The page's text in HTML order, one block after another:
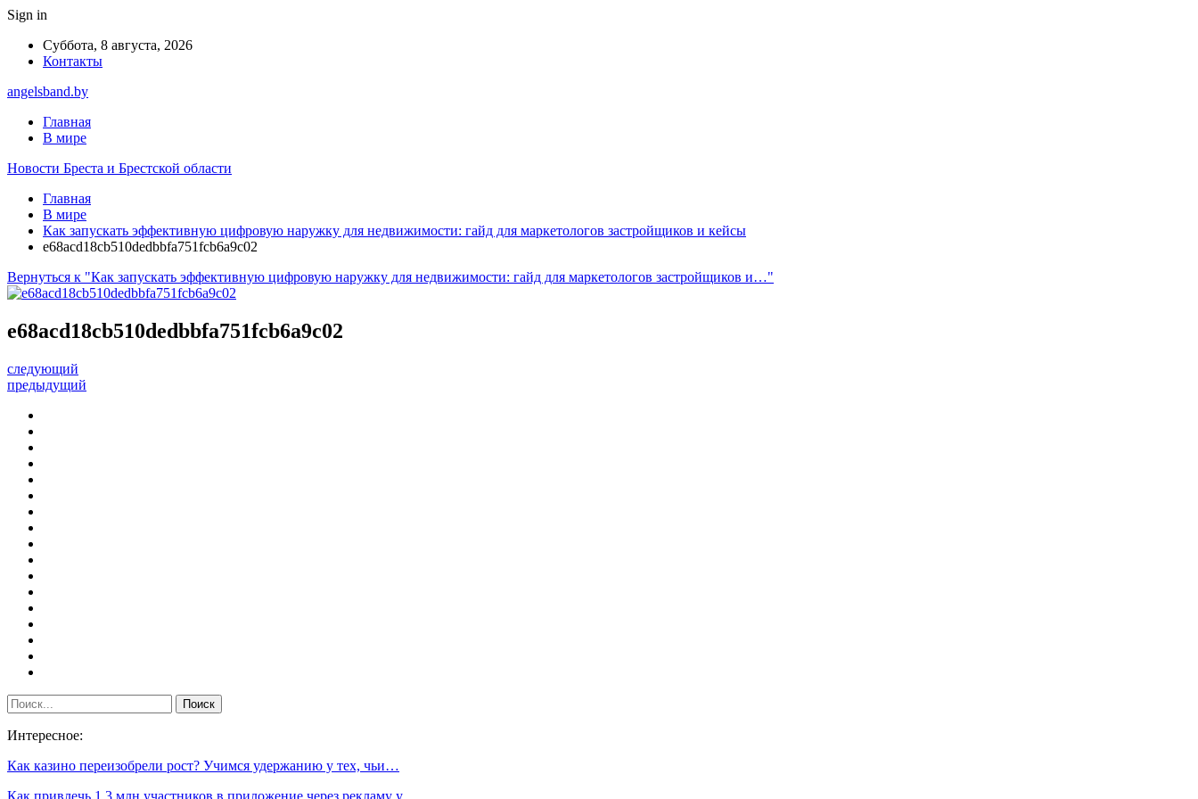
Sign in
Суббота, 8 августа, 2026
Контакты
angelsband.by
Главная
В мире
Новости Бреста и Брестской области
Главная
В мире
Как запускать эффективную цифровую наружку для недвижимости: гайд для маркетологов застройщиков и кейсы
e68acd18cb510dedbbfa751fcb6a9c02
Вернуться к "Как запускать эффективную цифровую наружку для недвижимости: гайд для маркетологов застройщиков и…"
e68acd18cb510dedbbfa751fcb6a9c02
следующий
предыдущий
Интересное:
Как казино переизобрели рост? Учимся удержанию у тех, чьи…
Как привлечь 1,3 млн участников в приложение через рекламу у…